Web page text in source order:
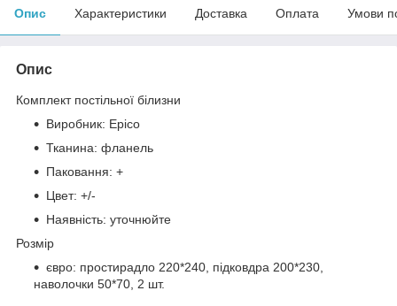
Опис Характеристики Доставка Оплата Умови
Опис
Комплект постільної білизни
Виробник: Epico
Тканина: фланель
Паковання: +
Цвет: +/-
Наявність: уточнюйте
Розмір
євро: простирадло 220*240, підковдра 200*230,
наволочки 50*70, 2 шт.